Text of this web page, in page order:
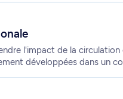
l'impact de la
développées dans un